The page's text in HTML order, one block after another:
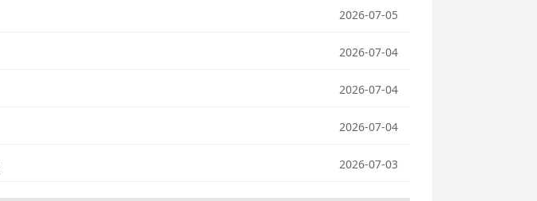
2026-07-05
2026-07-04
2026-07-04
2026-07-04
2026-07-03